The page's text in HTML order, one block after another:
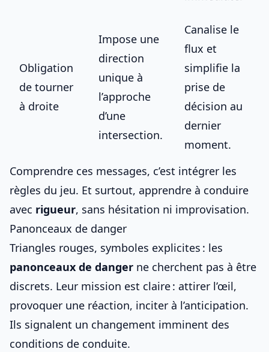
Obligation
de tourner
à droite
Impose une
direction
unique à
l’approche
d’une
intersection.
Canalise le
flux et
simplifie la
prise de
décision au
dernier
moment.
Comprendre ces messages, c’est intégrer les
règles du jeu. Et surtout, apprendre à conduire
avec rigueur, sans hésitation ni improvisation.
Panonceaux de danger
Triangles rouges, symboles explicites : les
panonceaux de danger ne cherchent pas à être
discrets. Leur mission est claire : attirer l’œil,
provoquer une réaction, inciter à l’anticipation.
Ils signalent un changement imminent des
conditions de conduite.